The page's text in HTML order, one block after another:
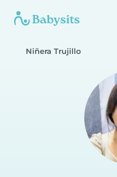
Niñera Trujillo